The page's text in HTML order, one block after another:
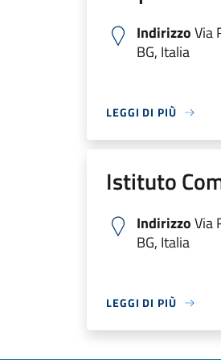
IndirizzoVia
BG, Italia
LEGGI DI PIÙ
Istituto
IndirizzoVia
BG, Italia
LEGGI DI PIÙ